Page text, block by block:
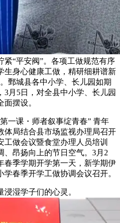
“平安阀”。各项工做规范有序
生身心健康工做，精研细耕谱新
鄄城县各中小学、长儿园如期
3月5日，对全县中小学、长儿园
摆设。
课・师者叙事绽青春” 青年
体局结合县市场监视办理局召开
工做会议暨食堂办理人员培训
、昂扬向上的节日空气。3月2
春季学期开学第一天，新学期伊
春季开学工做协调会议召开。
湿学子们的心灵。